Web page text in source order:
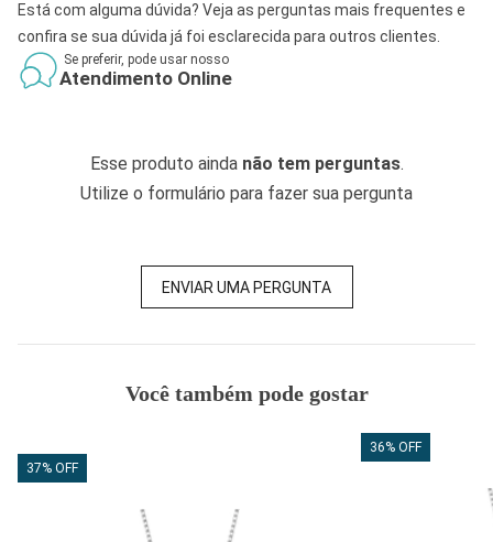
Está com alguma dúvida? Veja as perguntas mais frequentes e
confira se sua dúvida já foi esclarecida para outros clientes.
Se preferir, pode usar nosso
Atendimento Online
Esse produto ainda não tem perguntas.
Utilize o formulário para fazer sua pergunta
ENVIAR UMA PERGUNTA
Você também pode gostar
37% OFF
36% OFF